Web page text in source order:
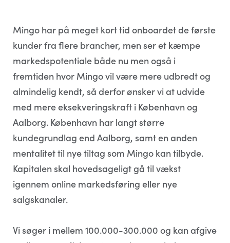
Mingo har på meget kort tid onboardet de første
kunder fra flere brancher, men ser et kæmpe
markedspotentiale både nu men også i
fremtiden hvor Mingo vil være mere udbredt og
almindelig kendt, så derfor ønsker vi at udvide
med mere eksekveringskraft i København og
Aalborg. København har langt større
kundegrundlag end Aalborg, samt en anden
mentalitet til nye tiltag som Mingo kan tilbyde.
Kapitalen skal hovedsageligt gå til vækst
igennem online markedsføring eller nye
salgskanaler.
Vi søger i mellem 100.000-300.000 og kan afgive